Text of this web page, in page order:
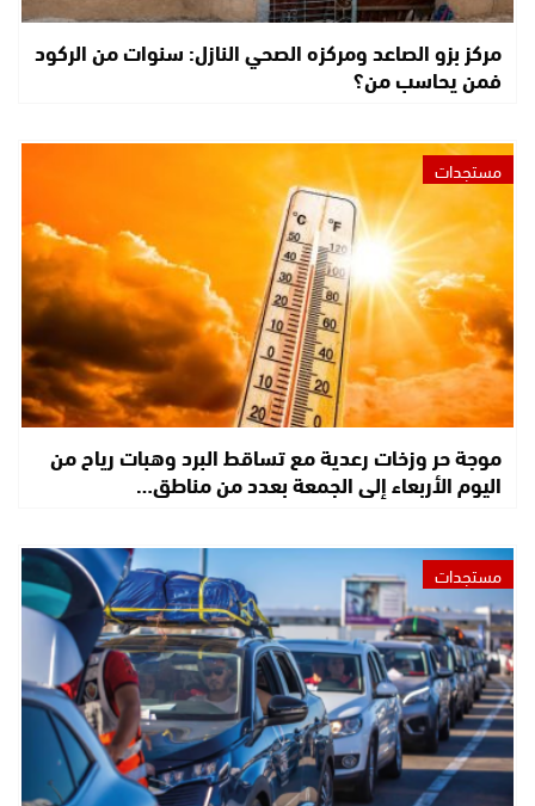
مركز بزو الصاعد ومركزه الصحي النازل: سنوات من الركود
فمن يحاسب من؟
مستجدات
موجة حر وزخات رعدية مع تساقط البرد وهبات رياح من
اليوم الأربعاء إلى الجمعة بعدد من مناطق…
مستجدات